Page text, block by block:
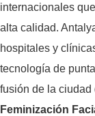
internacionales
alta calidad.
hospitales y
tecnología de
fusión de la
Feminización